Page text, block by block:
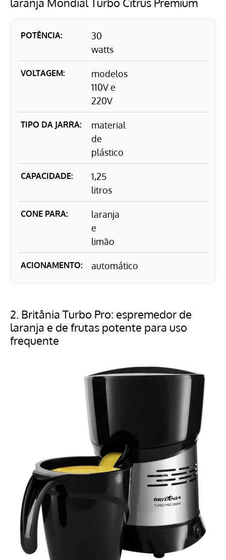
POTÊNCIA:
30
watts
VOLTAGEM:
modelos
110V e
220V
TIPO DA JARRA:
material
de
plástico
CAPACIDADE:
1,25
litros
CONE PARA:
laranja
e
limão
ACIONAMENTO: automático
2. Britânia Turbo Pro: espremedor de
laranja e de frutas potente para uso
frequente